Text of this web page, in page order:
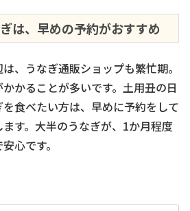
は、早めの予約がおすすめ
、うなぎ通販ショップも繁忙期。
かることが多いです。土用丑の日
食べたい方は、早めに予約をして
す。大半のうなぎが、1か月程度
心です。